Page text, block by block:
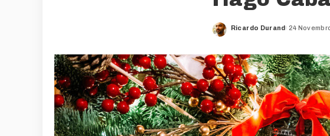
Posted
Ricardo Durand 24